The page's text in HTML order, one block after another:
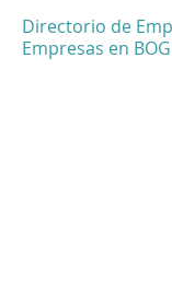
Directorio de
Empresas en